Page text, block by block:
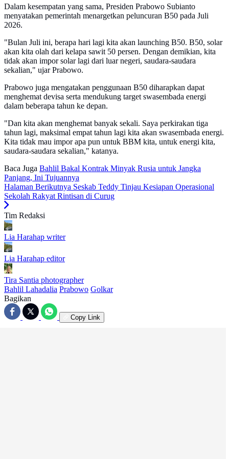
Dalam kesempatan yang sama, Presiden Prabowo Subianto
menyatakan pemerintah menargetkan peluncuran B50 pada Juli
2026.
"Bulan Juli ini, berapa hari lagi kita akan launching B50. B50, solar
akan kita olah dari kelapa sawit 50 persen. Dengan demikian, kita
tidak akan impor solar lagi dari luar negeri, saudara-saudara
sekalian," ujar Prabowo.
Prabowo juga mengatakan penggunaan B50 diharapkan dapat
menghemat devisa serta mendukung target swasembada energi
dalam beberapa tahun ke depan.
"Dan kita akan menghemat banyak sekali. Saya perkirakan tiga
tahun lagi, maksimal empat tahun lagi kita akan swasembada energi.
Kita tidak mau impor apa pun untuk BBM kita, untuk energi kita,
saudara-saudara sekalian," katanya.
Baca Juga Bahlil Bakal Kontrak Minyak Rusia untuk Jangka
Panjang, Ini Tujuannya
Halaman Berikutnya Seskab Teddy Tinjau Kesiapan Operasional
Sekolah Rakyat Rintisan di Curug
Tim Redaksi
Lia Harahap writer
Lia Harahap editor
Tira Santia photographer
Bahlil Lahadalia Prabowo Golkar
Bagikan
Copy Link